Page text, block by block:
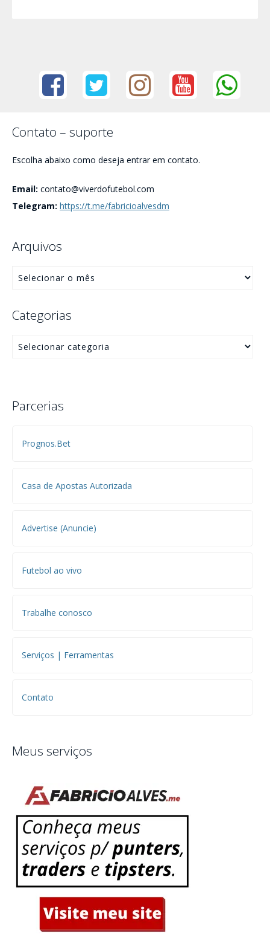
Contato – suporte
Escolha abaixo como deseja entrar em contato.
Email: contato@viverdofutebol.com
Telegram: https://t.me/fabricioalvesdm
Arquivos
Categorias
Parcerias
Prognos.Bet
Casa de Apostas Autorizada
Advertise (Anuncie)
Futebol ao vivo
Trabalhe conosco
Serviços | Ferramentas
Contato
Meus serviços